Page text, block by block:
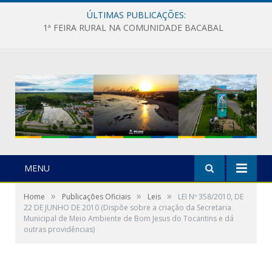
ÚLTIMAS PUBLICAÇÕES:
1ª FEIRA RURAL NA COMUNIDADE BACABAL
MENU
Home » Publicações Oficiais » Leis »
LEI Nº 358/2010, DE
22 DE JUNHO DE 2010 (Dispõe sobre a criação da Secretaria
Municipal de Meio Ambiente de Bom Jesus do Tocantins e dá
outras providências)